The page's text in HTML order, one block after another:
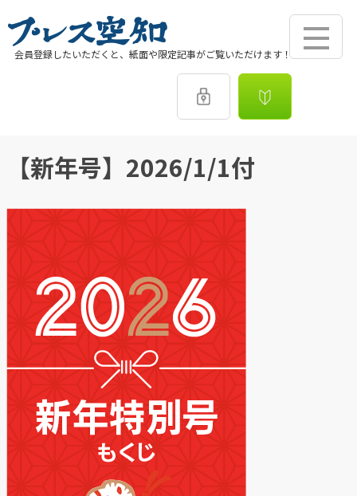
会員登録したいただくと、紙面や限定記事がご覧いただけます！
【新年号】2026/1/1付